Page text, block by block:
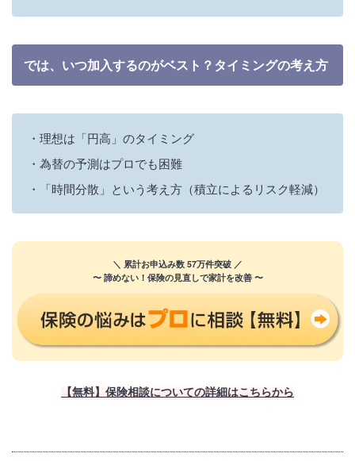
では、いつ加入するのがベスト？タイミングの考え方
理想は「円高」のタイミング
為替の予測はプロでも困難
「時間分散」という考え方（積立によるリスク軽減）
＼ 累計お申込み数 57万件突破 ／
〜 諦めない！保険の見直しで家計を改善 〜
【無料】保険相談についての詳細はこちらから